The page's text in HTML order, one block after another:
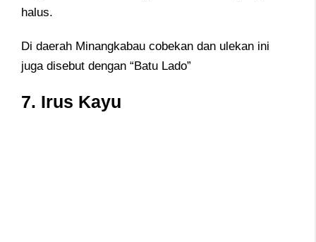
halus.
Di daerah Minangkabau cobekan dan ulekan ini
juga disebut dengan “Batu Lado”
7. Irus Kayu